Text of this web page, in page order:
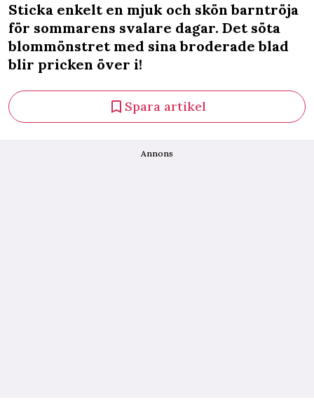
Sticka enkelt en mjuk och skön barntröja
för sommarens svalare dagar. Det söta
blommönstret med sina broderade blad
blir pricken över i!
Spara artikel
Annons